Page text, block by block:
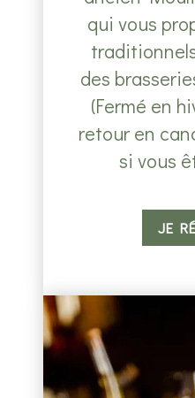
qui vous
des
(Fermé en
retour en
si vous
JE